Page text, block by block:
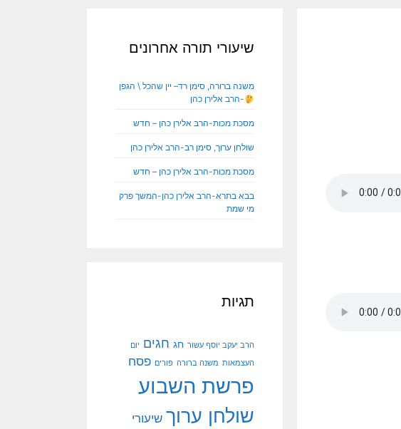
שיעורי תורה אחרונים
משנה ברורה, סימן רד– יין שהכל \ הגפן
-הרב אלירן כהן
מסכת מכות-הרב אלירן כהן – חדש
שולחן ערוך, סימן רב-הרב אלירן כהן
מסכת מכות-הרב אלירן כהן – חדש
בבא בתרא-הרב אלירן כהן-המשך פרק
מי שמת
תגיות
הרב יעקב יוסף עשור חג חגים יום
העצמאות משנה ברורה פורים פסח
פרשת השבוע
שולחן ערוך שיעורי